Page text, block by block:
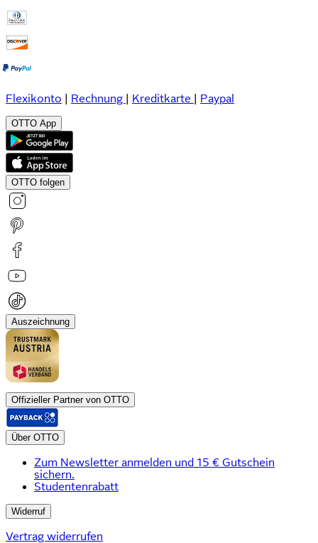
Flexikonto Rechnung Kreditkarte Paypal
OTTO App
OTTO folgen
Auszeichnung
Offizieller Partner von OTTO
Über OTTO
Zum Newsletter anmelden und 15 € Gutschein
sichern.
Studentenrabatt
Widerruf
Vertrag widerrufen